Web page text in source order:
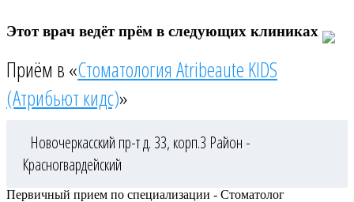
Этот врач ведёт прём в следующих клиниках
Приём в «Стоматология Atribeaute KIDS
(Атрибьют кидс)»
Новочеркасский пр-т д. 33, корп.3 Район -
Красногвардейский
Первичный прием по специализации - Стоматолог